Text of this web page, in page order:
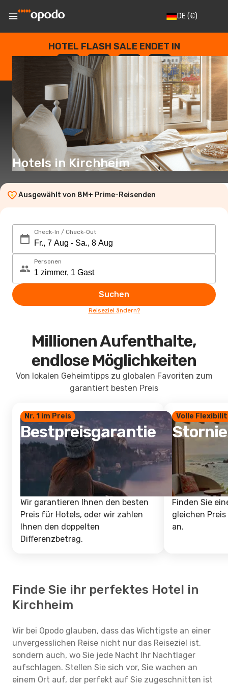
DE(€)
HOTEL FLASH SALE ENDET IN
--
TAGE
: --
STUNDEN
: --
SEKUNDEN
Hotels in Kirchheim
Ausgewählt von 8M+ Prime-Reisenden
Check-In / Check-Out
Personen
Suchen
Reiseziel ändern?
Millionen Aufenthalte,
endlose Möglichkeiten
Von lokalen Geheimtipps zu globalen Favoriten zum
garantiert besten Preis
Nr. 1 im Preis
Bestpreisgarantie
Wir garantieren Ihnen den besten
Preis für Hotels, oder wir zahlen
Ihnen den doppelten
Differenzbetrag.
Volle
Finden Sie
gleichen
an.
Finde Sie ihr perfektes Hotel in
Kirchheim
Wir bei Opodo glauben, dass das Wichtigste an einer
unvergesslichen Reise nicht nur das Reiseziel ist,
sondern auch, wo Sie jede Nacht Ihr Nachtlager
aufschlagen. Stellen Sie sich vor, Sie wachen an
einem Ort auf, der perfekt auf Sie zugeschnitten ist